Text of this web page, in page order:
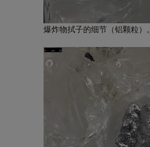
爆炸物拭子的细节（铝颗粒）。